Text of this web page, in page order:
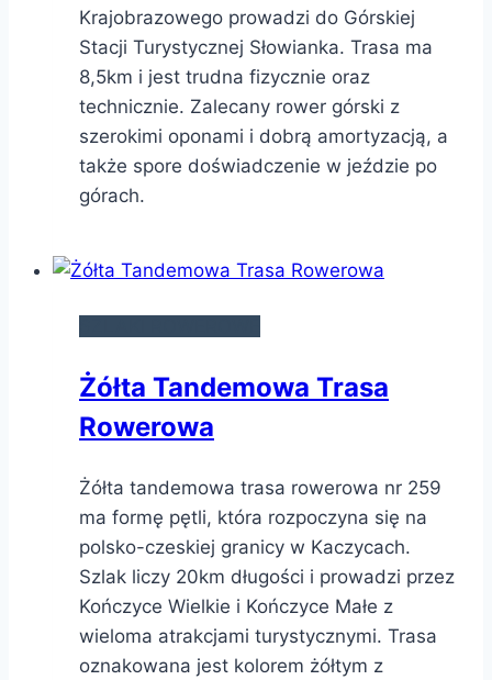
Krajobrazowego prowadzi do Górskiej
Stacji Turystycznej Słowianka. Trasa ma
8,5km i jest trudna fizycznie oraz
technicznie. Zalecany rower górski z
szerokimi oponami i dobrą amortyzacją, a
także spore doświadczenie w jeździe po
górach.
Żółta Tandemowa Trasa
Rowerowa
Żółta tandemowa trasa rowerowa nr 259
ma formę pętli, która rozpoczyna się na
polsko-czeskiej granicy w Kaczycach.
Szlak liczy 20km długości i prowadzi przez
Kończyce Wielkie i Kończyce Małe z
wieloma atrakcjami turystycznymi. Trasa
oznakowana jest kolorem żółtym z